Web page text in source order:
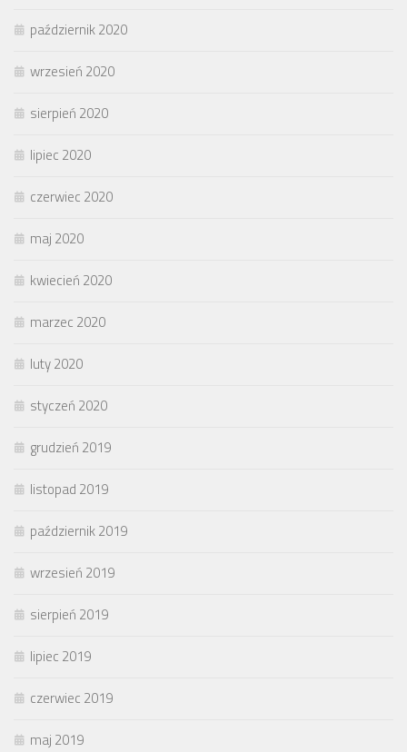
październik 2020
wrzesień 2020
sierpień 2020
lipiec 2020
czerwiec 2020
maj 2020
kwiecień 2020
marzec 2020
luty 2020
styczeń 2020
grudzień 2019
listopad 2019
październik 2019
wrzesień 2019
sierpień 2019
lipiec 2019
czerwiec 2019
maj 2019